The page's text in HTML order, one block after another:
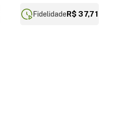
FidelidadeR$ 37,71